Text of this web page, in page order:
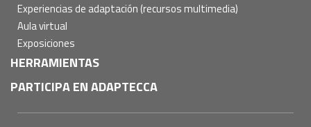
Experiencias de adaptación (recursos multimedia)
Aula virtual
Exposiciones
HERRAMIENTAS
PARTICIPA EN ADAPTECCA